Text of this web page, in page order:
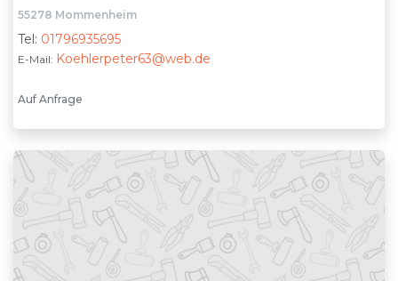
55278 Mommenheim
Tel: 01796935695
E-Mail: Koehlerpeter63@web.de
Auf Anfrage